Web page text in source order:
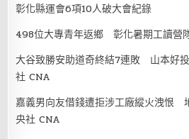
彰化縣運會6項10人破大會紀錄
498位大專青年返鄉 彰化暑期工讀營
大谷致勝安助道奇終結7連敗 山本好
社 CNA
嘉義男向友借錢遭拒涉工廠縱火洩恨
央社 CNA